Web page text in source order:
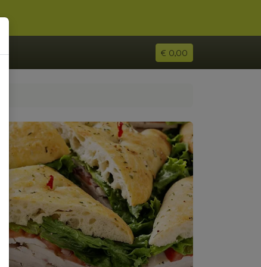
€ 0,00